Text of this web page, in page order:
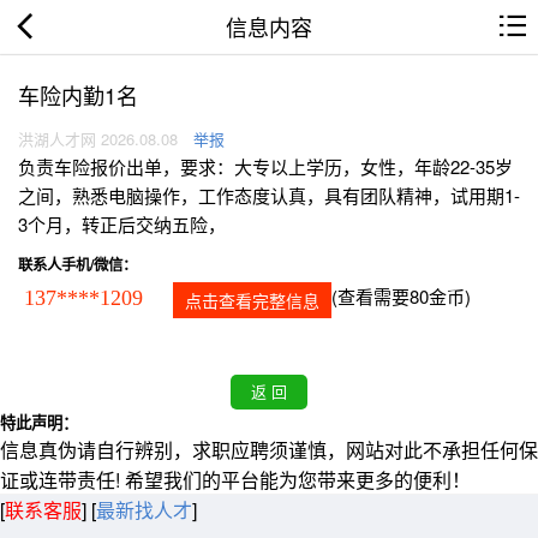
信息内容
车险内勤1名
洪湖人才网 2026.08.08 举报
负责车险报价出单，要求：大专以上学历，女性，年龄22-35岁
之间，熟悉电脑操作，工作态度认真，具有团队精神，试用期1-
3个月，转正后交纳五险，
联系人手机/微信：
137****1209 点击查看完整信息 (查看需要80金币)
特此声明：
信息真伪请自行辨别，求职应聘须谨慎，网站对此不承担任何保
证或连带责任! 希望我们的平台能为您带来更多的便利！
[联系客服] [最新找人才]